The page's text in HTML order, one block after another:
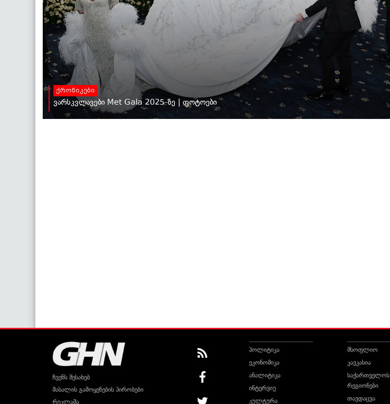
ქრონიკები
ვარსკვლავები Met Gala 2025-ზე | ფოტოები
ჩვენს შესახებ
მასალის გამოყენების პირობები
რეკლამა
პოლიტიკა
ეკონომიკა
ანალიტიკა
ინტერვიუ
კულტურა
მსოფლიო
კავკასია
საქართველოს
რეგიონები
თავდაცვა